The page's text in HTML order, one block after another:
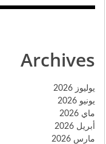
Archives
يوليوز 2026
يونيو 2026
ماي 2026
أبريل 2026
مارس 2026